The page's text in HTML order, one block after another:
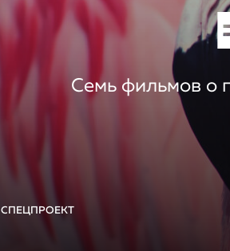
СПЕЦПРОЕКТ
Семь фильмов о